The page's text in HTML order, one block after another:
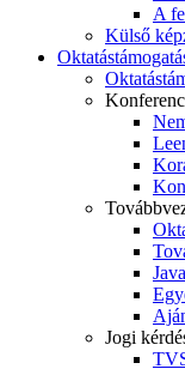
A
Külső
Jogi